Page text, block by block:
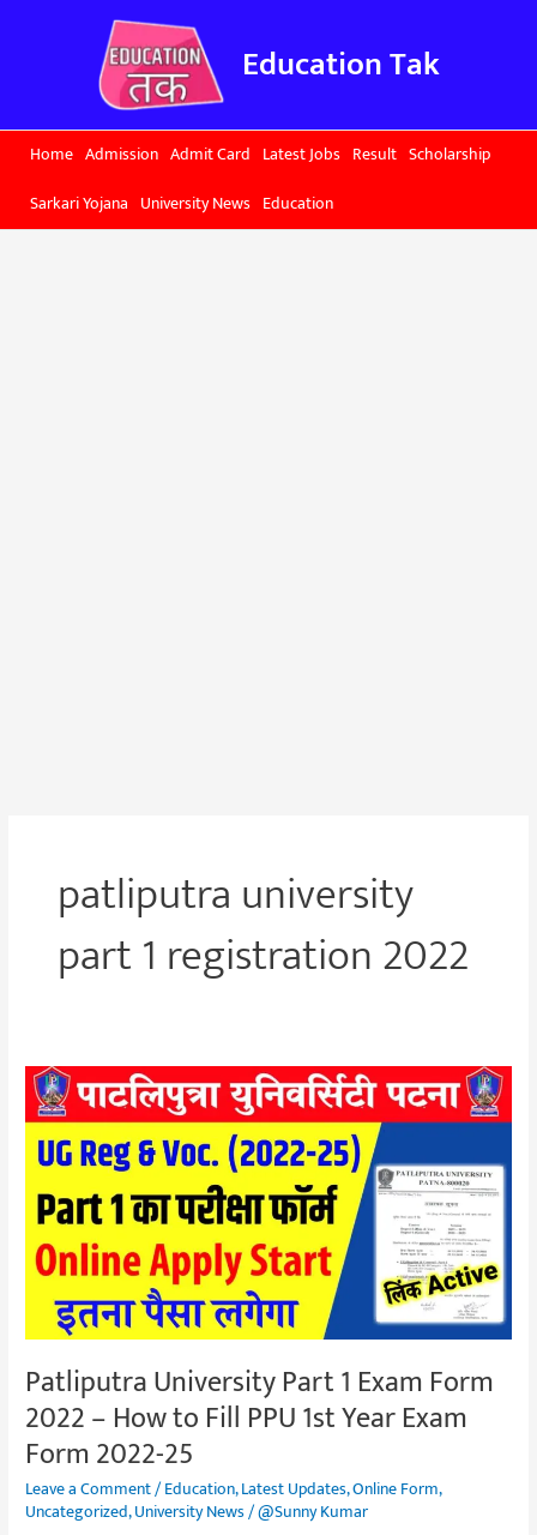
Education Tak
Home Admission Admit Card Latest Jobs Result Scholarship
Sarkari Yojana University News Education
patliputra university
part 1 registration 2022
Patliputra University Part 1 Exam Form
2022 – How to Fill PPU 1st Year Exam
Form 2022-25
Leave a Comment/Education,Latest Updates,Online Form,
Uncategorized,University News/@Sunny Kumar
Patliputra
University
Part
Exam
Form
2022
How
Fill
PPU
1st
Year
Exam